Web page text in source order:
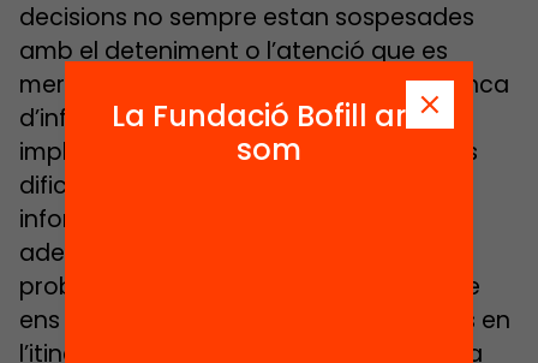
decisions no sempre estan sospesades
amb el deteniment o l’atenció que es
mereixen, per motius que van de la manca
d’informació sobre els continguts o les
implicacions de cada opció, a possibles
dificultats per accedir a aquesta
informació i interpretar-la de forma
adequada. Aquesta situació és
problemàtica si tenim en compte el que
ens diu l’evidència: que bones decisions en
l’itinerari educatiu són un antídot contra
La Fundació Bofill ara
som